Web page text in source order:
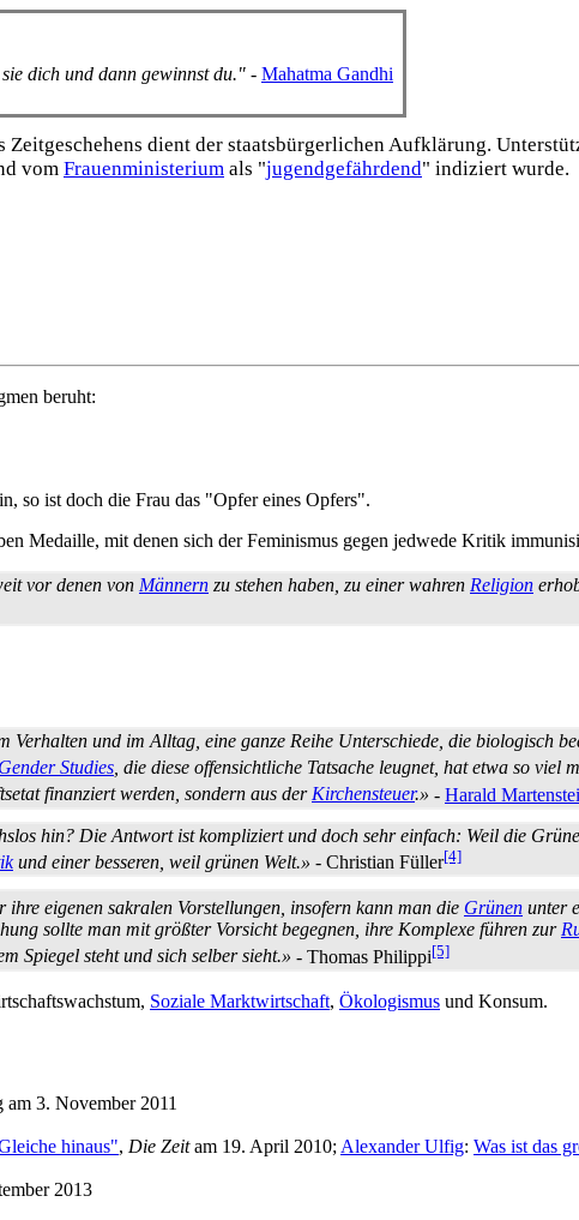
dich und dann gewinnst du." - Mahatma Gandhi
dient der staats­bürgerlichen Aufklärung.
vom Frauen­ministerium als "jugend­gefährdend" indiziert wurde.
beruht:
so ist doch die Frau das "Opfer eines Opfers".
Medaille, mit denen sich der Feminismus gegen jedwede Kritik
vor denen von Männern zu stehen haben, zu einer wahren Religion
Verhalten und im Alltag, eine ganze Reihe Unterschiede, die biologisch
Gender Studies , die diese offensichtliche Tatsache leugnet, hat etwa so viel
finanziert werden, sondern aus derKirchensteuer.» - Harald
hin? Die Antwort ist kompliziert und doch sehr einfach: Weil die
und einer besseren, weil grünen Welt.» - Christian Füller[4]
eigenen sakralen Vorstellungen, insofern kann man die Grünen unter
sollte man mit größter Vorsicht begegnen, ihre Komplexe führen zur
Spiegel steht und sich selber sieht.» - Thomas Philippi[5]
Soziale Marktwirtschaft, Ökologismus und Konsum.
am 3. November 2011
hinaus", Die Zeitam 19. April 2010; Alexander Ulfig: Was ist das
2013